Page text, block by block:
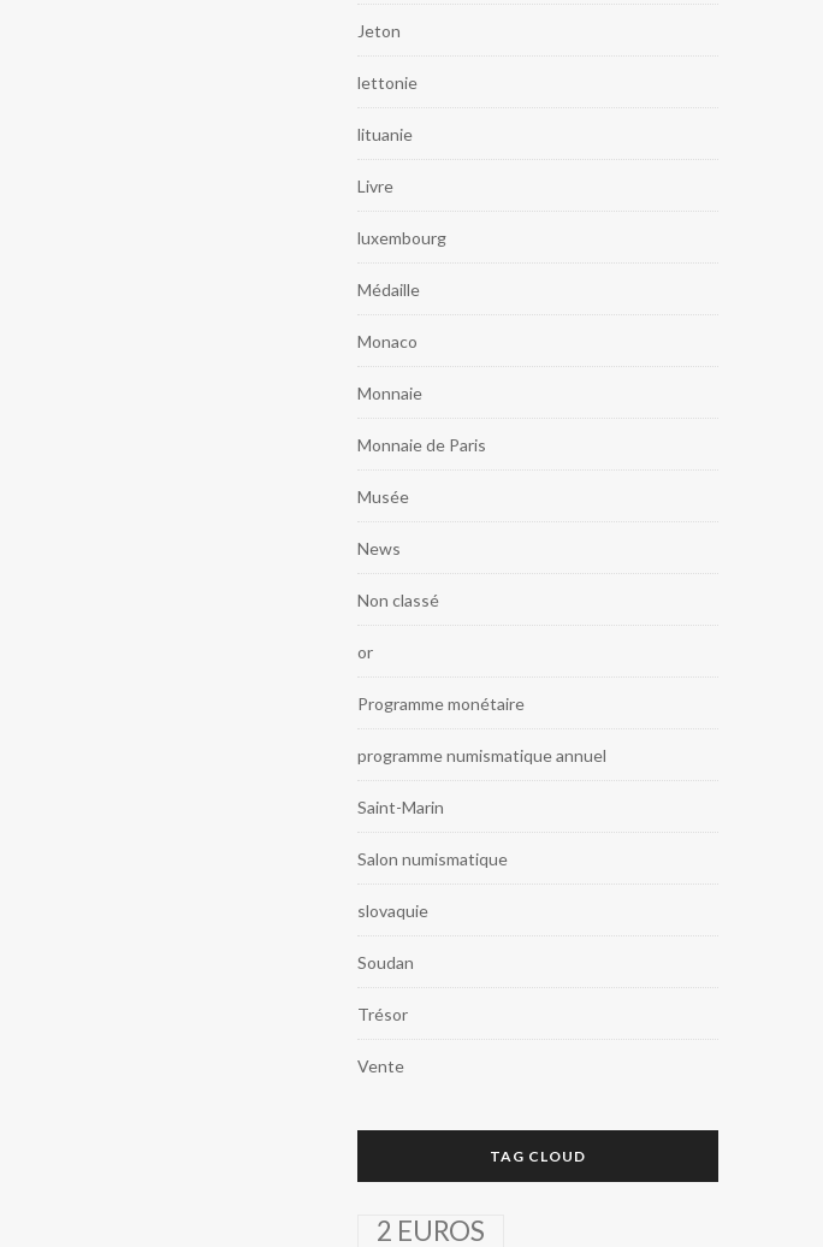
Jeton
lettonie
lituanie
Livre
luxembourg
Médaille
Monaco
Monnaie
Monnaie de Paris
Musée
News
Non classé
or
Programme monétaire
programme numismatique annuel
Saint-Marin
Salon numismatique
slovaquie
Soudan
Trésor
Vente
TAG CLOUD
2 EUROS